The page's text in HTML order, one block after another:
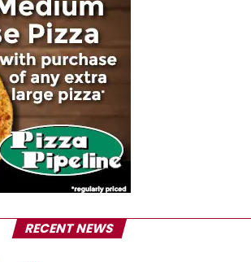
RECENT NEWS